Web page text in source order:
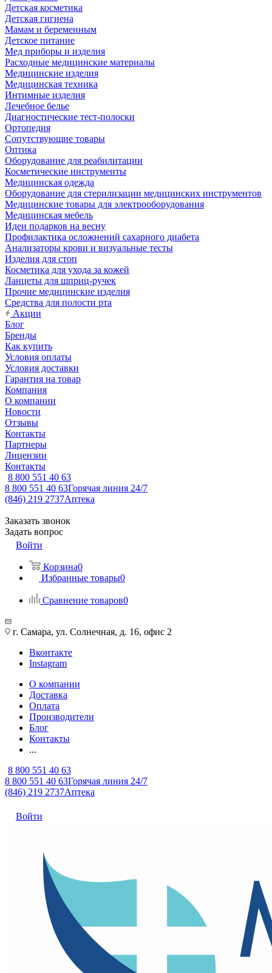
Детская косметика
Детская гигиена
Мамам и беременным
Детское питание
Мед приборы и изделия
Расходные медицинские материалы
Медицинские изделия
Медицинская техника
Интимные изделия
Лечебное белье
Диагностические тест-полоски
Ортопедия
Сопутствующие товары
Оптика
Оборудование для реабилитации
Косметические инструменты
Медицинская одежда
Оборудование для стерилизации медицинских инструментов
Медицинские товары для электрооборудования
Медицинская мебель
Идеи подарков на весну
Профилактика осложнений сахарного диабета
Анализаторы крови и визуальные тесты
Изделия для стоп
Косметика для ухода за кожей
Ланцеты для шприц-ручек
Прочие медицинские изделия
Средства для полости рта
Акции
Блог
Бренды
Как купить
Условия оплаты
Условия доставки
Гарантия на товар
Компания
О компании
Новости
Отзывы
Контакты
Партнеры
Лицензии
Контакты
8 800 551 40 63
8 800 551 40 63Горячая линия 24/7
(846) 219 2737Аптека
Заказать звонок
Задать вопрос
Войти
Корзина0
Избранные товары0
Сравнение товаров0
г. Самара, ул. Солнечная, д. 16, офис 2
Вконтакте
Instagram
О компании
Доставка
Оплата
Производители
Блог
Контакты
...
8 800 551 40 63
8 800 551 40 63Горячая линия 24/7
(846) 219 2737Аптека
Войти